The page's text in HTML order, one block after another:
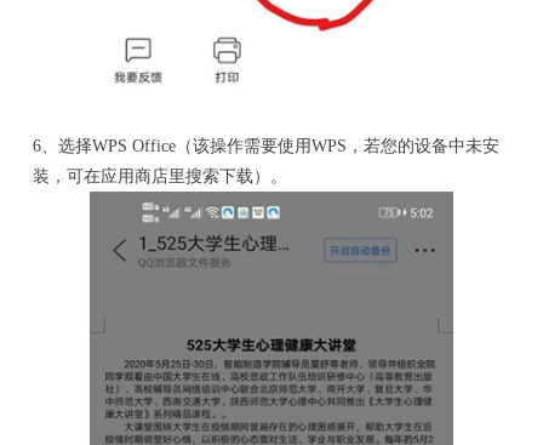
6、选择WPS Office（该操作需要使用WPS，若您的设备中未安
装，可在应用商店里搜索下载）。